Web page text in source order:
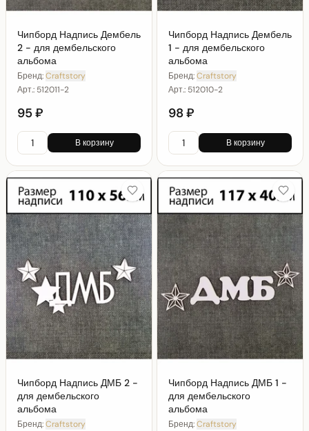
Чипборд Надпись Дембель
2 - для дембельского
альбома
Бренд:Craftstory
Арт.: 512011-2
95 ₽
В корзину
Чипборд Надпись Дембель
1 - для дембельского
альбома
Бренд:Craftstory
Арт.: 512010-2
98 ₽
В корзину
Чипборд Надпись ДМБ 2 -
для дембельского
альбома
Бренд:Craftstory
Чипборд Надпись ДМБ 1 -
для дембельского
альбома
Бренд:Craftstory